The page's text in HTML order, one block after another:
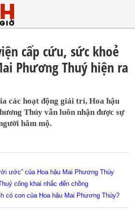
cấp cứu, sức khoẻ
Phương Thuý hiện ra
các hoạt động giải trí, Hoa hậu
Thúy vẫn luôn nhận được sự
hâm mộ.
ước” của Hoa hậu Mai Phương Thúy
công khai nhắc đến chồng
có con của Hoa hậu Mai Phương Thúy?